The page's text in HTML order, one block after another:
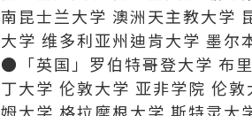
南昆士兰大学 澳洲天主教大学
大学 维多利亚州迪肯大学 墨尔
●「英国」罗伯特哥登大学 布
丁大学 伦敦大学 亚非学院 伦